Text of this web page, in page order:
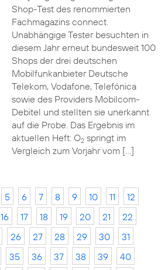
Shop-Test des renommierten
Fachmagazins connect.
Unabhängige Tester besuchten in
diesem Jahr erneut bundesweit 100
Shops der drei deutschen
Mobilfunkanbieter Deutsche
Telekom, Vodafone, Telefónica
sowie des Providers Mobilcom-
Debitel und stellten sie unerkannt
auf die Probe. Das Ergebnis im
aktuellen Heft: O2springt im
Vergleich zum Vorjahr vom […]
5 6 7 8 9 10 11
12
16 17 18 19 20 21
22
26 27 28 29 30
31
35 36 37 38 39
40